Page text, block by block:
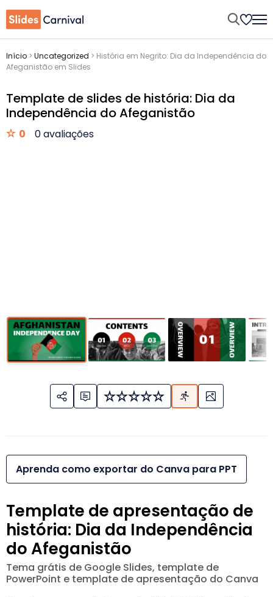
Início > Uncategorized > História em Negrito: Dia da Independência do
Afeganistão em Slides
Template de slides de história: Dia da
Independência do Afeganistão
0 0 avaliações
Aprenda como exportar do Canva para PPT
Template de apresentação de
história: Dia da Independência
do Afeganistão
Tema grátis de Google Slides, template de
PowerPoint e template de apresentação do Canva